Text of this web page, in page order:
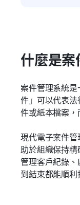
什麼是案
案件管理系統
件」可以代表
件或紙本檔案
現代電子案件
助於組織保持
管理客戶紀錄
到結束都能順利